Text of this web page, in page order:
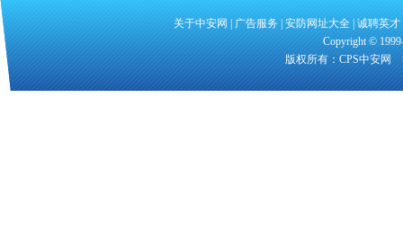
关于中安网| 广告服务 | 安防网址大全 | 诚聘英才
Copyright ©
版权所有：CPS中安网